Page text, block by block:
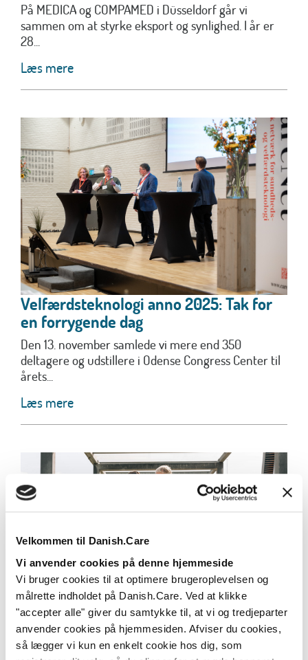
Velkommen til Danish.Care
Vi anvender cookies på denne hjemmeside
Vi bruger cookies til at optimere brugeroplevelsen og
målrette indholdet på Danish.Care. Ved at klikke
"accepter alle" giver du samtykke til, at vi og tredjeparter
anvender cookies på hjemmesiden. Afviser du cookies,
så lægger vi kun en enkelt cookie hos dig, som
På MEDICA og COMPAMED i Düsseldorf går vi
sammen om at styrke eksport og synlighed. I år er
28...
Læs mere
Velfærdsteknologi anno 2025: Tak for
en forrygende dag
Den 13. november samlede vi mere end 350
deltagere og udstillere i Odense Congress Center til
årets...
Læs mere
Ny undersøgelse: Udbredelse og brug af
velfærdsteknologi er vigtigt i de danske
kommuner – men vi har ikke tid